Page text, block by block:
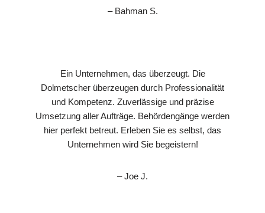
– Bahman S.
Ein Unternehmen, das überzeugt. Die
Dolmetscher überzeugen durch Professionalität
und Kompetenz. Zuverlässige und präzise
Umsetzung aller Aufträge. Behördengänge werden
hier perfekt betreut. Erleben Sie es selbst, das
Unternehmen wird Sie begeistern!
– Joe J.